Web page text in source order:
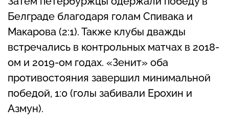
Белграде благодаря голам Спивака и
Макарова (2:1). Также клубы дважды
встречались в контрольных матчах в 2018-
ом и 2019-ом годах. «Зенит» оба
противостояния завершил минимальной
победой, 1:0 (голы забивали Ерохин и
Азмун).